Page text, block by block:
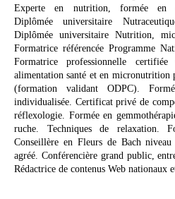
Experte en nutrition, formée en
Diplômée universitaire
Diplômée universitaire Nutrition,
Formatrice référencée Programme
Formatrice professionnelle
alimentation santé et en micronutrition
(formation validant ODPC).
individualisée. Certificat privé de
réflexologie. Formée en
ruche. Techniques de relaxation.
Conseillère en Fleurs de Bach
agréé. Conférencière grand public,
Rédactrice de contenus Web nationaux